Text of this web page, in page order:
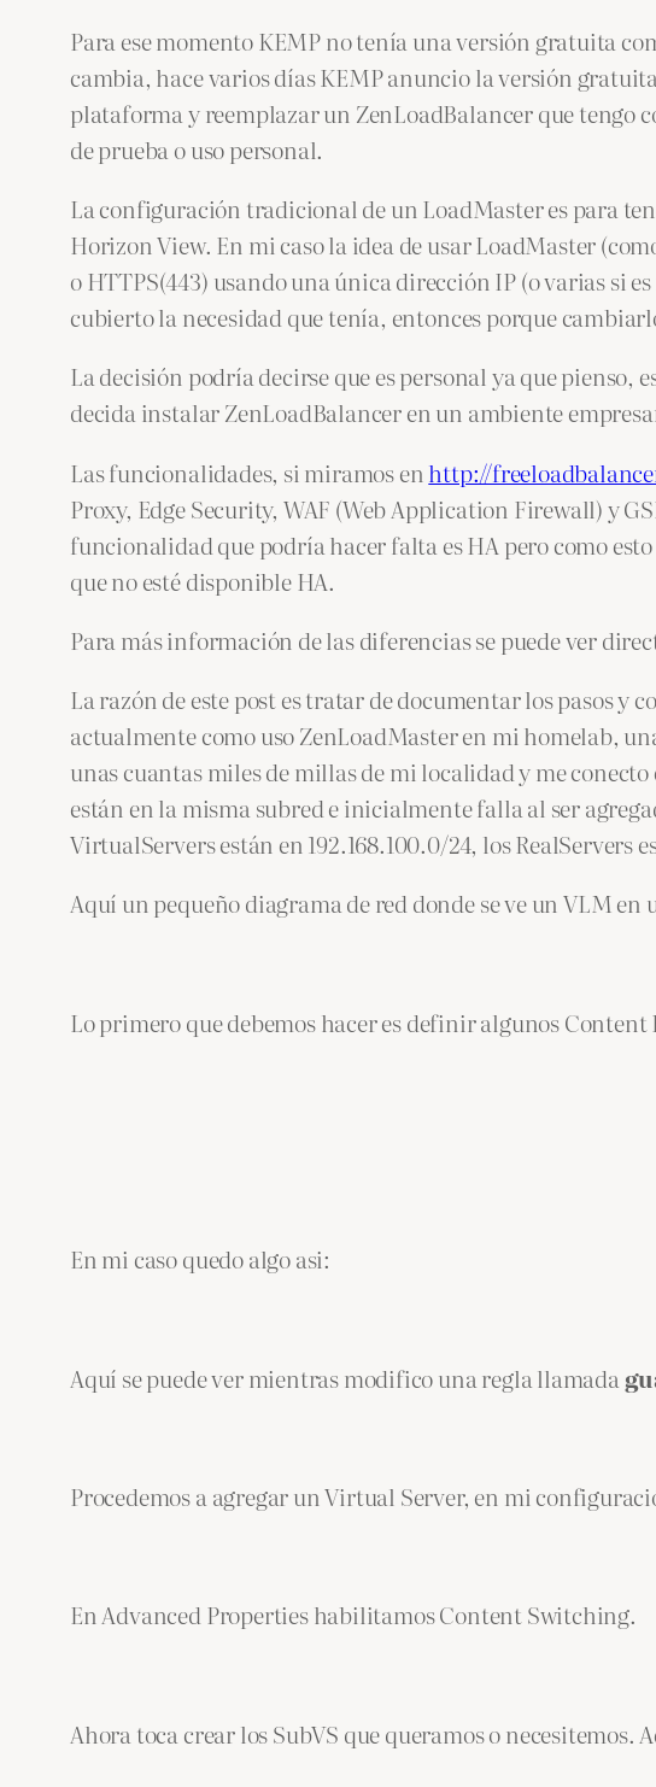
Para ese momento KEMP no tenía una versión gratuita
cambia, hace varios días KEMP anuncio la versión
plataforma y reemplazar un ZenLoadBalancer que tengo
de prueba o uso personal.
La configuración tradicional de un LoadMaster es para
Horizon View. En mi caso la idea de usar LoadMaster
o HTTPS(443) usando una única dirección IP (o varias si
cubierto la necesidad que tenía, entonces porque
La decisión podría decirse que es personal ya que
decida instalar ZenLoadBalancer en un ambiente
Las funcionalidades, si miramos enhttp://
Proxy, Edge Security, WAF (Web Application Firewall) y
funcionalidad que podría hacer falta es HA pero como
que no esté disponible HA.
Para más información de las diferencias se puede ver
La razón de este post es tratar de documentar los pasos y
actualmente como uso ZenLoadMaster en mi homelab,
unas cuantas miles de millas de mi localidad y me
están en la misma subred e inicialmente falla al ser
VirtualServers están en 192.168.100.0/24, los RealServers
Aquí un pequeño diagrama de red donde se ve un VLM en
Lo primero que debemos hacer es definir algunos Content
En mi caso quedo algo asi:
Aquí se puede ver mientras modifico una regla llamada
Procedemos a agregar un Virtual Server, en mi
En Advanced Properties habilitamos Content Switching.
Ahora toca crear los SubVS que queramos o necesitemos.